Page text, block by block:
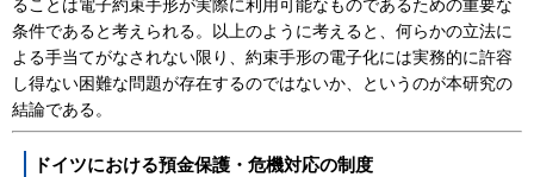
ることは電子約束手形が実際に利用可能なものであるための重要な
条件であると考えられる。以上のように考えると、何らかの立法に
よる手当てがなされない限り、約束手形の電子化には実務的に許容
し得ない困難な問題が存在するのではないか、というのが本研究の
結論である。
ドイツにおける預金保護・危機対応の制度